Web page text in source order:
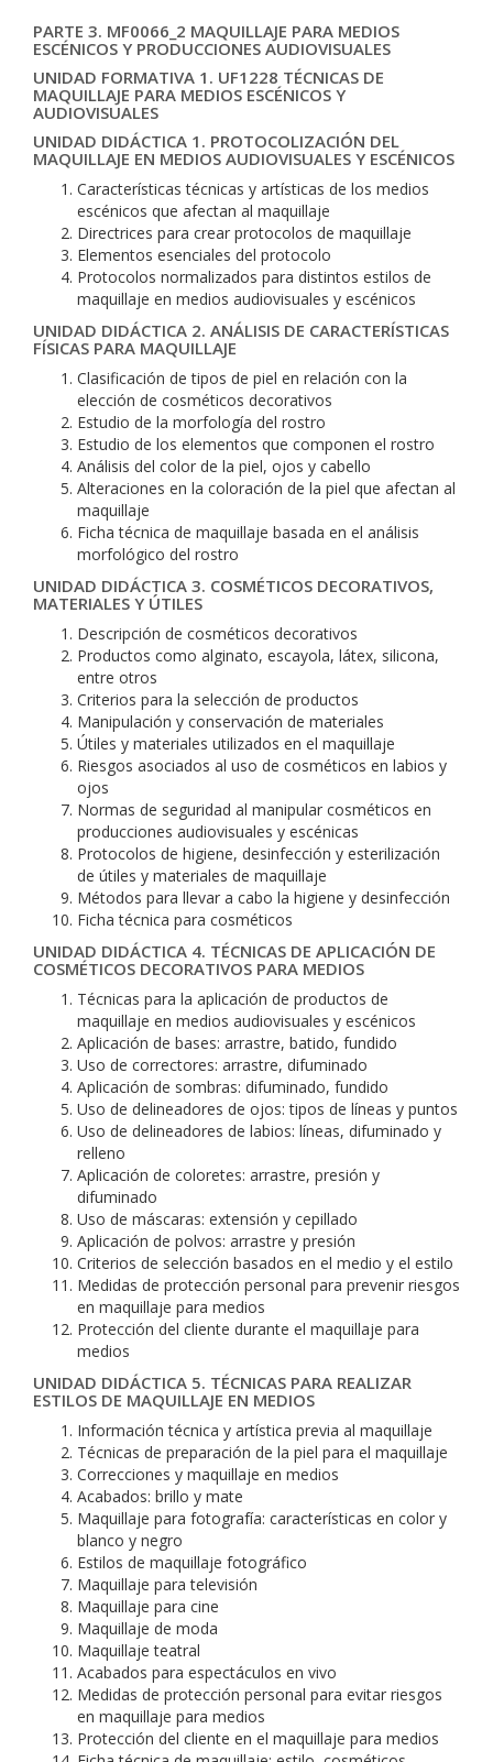
PARTE 3. MF0066_2 MAQUILLAJE PARA MEDIOS
ESCÉNICOS Y PRODUCCIONES AUDIOVISUALES
UNIDAD FORMATIVA 1. UF1228 TÉCNICAS DE
MAQUILLAJE PARA MEDIOS ESCÉNICOS Y
AUDIOVISUALES
UNIDAD DIDÁCTICA 1. PROTOCOLIZACIÓN DEL
MAQUILLAJE EN MEDIOS AUDIOVISUALES Y ESCÉNICOS
Características técnicas y artísticas de los medios
escénicos que afectan al maquillaje
Directrices para crear protocolos de maquillaje
Elementos esenciales del protocolo
Protocolos normalizados para distintos estilos de
maquillaje en medios audiovisuales y escénicos
UNIDAD DIDÁCTICA 2. ANÁLISIS DE CARACTERÍSTICAS
FÍSICAS PARA MAQUILLAJE
Clasificación de tipos de piel en relación con la
elección de cosméticos decorativos
Estudio de la morfología del rostro
Estudio de los elementos que componen el rostro
Análisis del color de la piel, ojos y cabello
Alteraciones en la coloración de la piel que afectan al
maquillaje
Ficha técnica de maquillaje basada en el análisis
morfológico del rostro
UNIDAD DIDÁCTICA 3. COSMÉTICOS DECORATIVOS,
MATERIALES Y ÚTILES
Descripción de cosméticos decorativos
Productos como alginato, escayola, látex, silicona,
entre otros
Criterios para la selección de productos
Manipulación y conservación de materiales
Útiles y materiales utilizados en el maquillaje
Riesgos asociados al uso de cosméticos en labios y
ojos
Normas de seguridad al manipular cosméticos en
producciones audiovisuales y escénicas
Protocolos de higiene, desinfección y esterilización
de útiles y materiales de maquillaje
Métodos para llevar a cabo la higiene y desinfección
Ficha técnica para cosméticos
UNIDAD DIDÁCTICA 4. TÉCNICAS DE APLICACIÓN DE
COSMÉTICOS DECORATIVOS PARA MEDIOS
Técnicas para la aplicación de productos de
maquillaje en medios audiovisuales y escénicos
Aplicación de bases: arrastre, batido, fundido
Uso de correctores: arrastre, difuminado
Aplicación de sombras: difuminado, fundido
Uso de delineadores de ojos: tipos de líneas y puntos
Uso de delineadores de labios: líneas, difuminado y
relleno
Aplicación de coloretes: arrastre, presión y
difuminado
Uso de máscaras: extensión y cepillado
Aplicación de polvos: arrastre y presión
Criterios de selección basados en el medio y el estilo
Medidas de protección personal para prevenir riesgos
en maquillaje para medios
Protección del cliente durante el maquillaje para
medios
UNIDAD DIDÁCTICA 5. TÉCNICAS PARA REALIZAR
ESTILOS DE MAQUILLAJE EN MEDIOS
Información técnica y artística previa al maquillaje
Técnicas de preparación de la piel para el maquillaje
Correcciones y maquillaje en medios
Acabados: brillo y mate
Maquillaje para fotografía: características en color y
blanco y negro
Estilos de maquillaje fotográfico
Maquillaje para televisión
Maquillaje para cine
Maquillaje de moda
Maquillaje teatral
Acabados para espectáculos en vivo
Medidas de protección personal para evitar riesgos
en maquillaje para medios
Protección del cliente en el maquillaje para medios